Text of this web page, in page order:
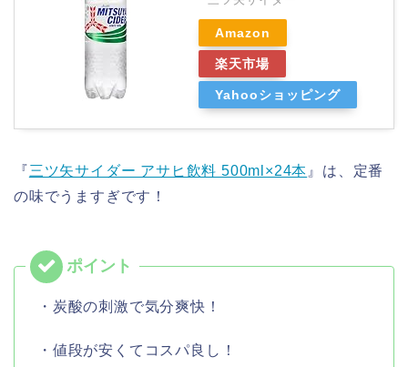
Amazon
楽天市場
Yahooショッピング
『三ツ矢サイダー アサヒ飲料 500ml×24本 』は、定番
の味でうますぎです！
・炭酸の刺激で気分爽快！
・値段が安くてコスパ良し！